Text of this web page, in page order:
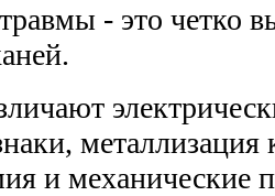
- это четко
металлизация
и механические